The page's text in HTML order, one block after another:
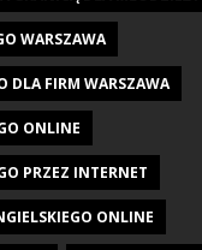
WARSZAWA
DLA FIRM WARSZAWA
ONLINE
PRZEZ INTERNET
ONLINE